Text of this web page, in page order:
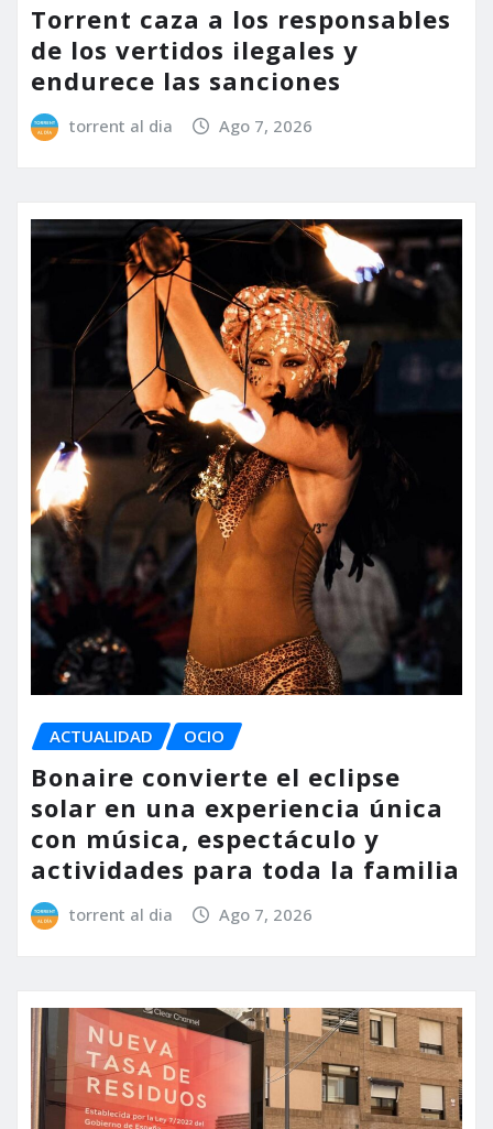
Torrent caza a los responsables
de los vertidos ilegales y
endurece las sanciones
torrent al dia Ago 7, 2026
ACTUALIDAD OCIO
Bonaire convierte el eclipse
solar en una experiencia única
con música, espectáculo y
actividades para toda la familia
torrent al dia Ago 7, 2026